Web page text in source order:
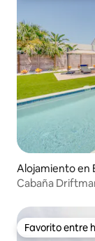
Alojamiento en
Cabaña
Favorito entre
Favorito entre